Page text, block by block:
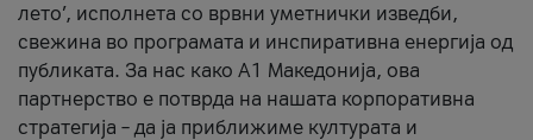
лето’, исполнета со врвни уметнички изведби,
свежина во програмата и инспиративна енергија од
публиката. За нас како A1 Македонија, ова
партнерство е потврда на нашата корпоративна
стратегија – да ја приближиме културата и